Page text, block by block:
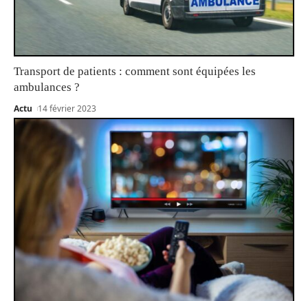
Transport de patients : comment sont équipées les
ambulances ?
Actu 14 février 2023